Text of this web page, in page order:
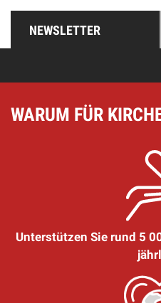
NEWSLETTER
WARUM FÜR
Unterstützen Sie rund 5